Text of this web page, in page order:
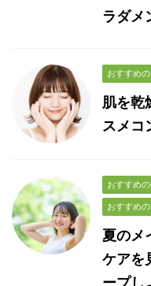
ラダメ
おすすめ
肌を乾
スメコ
おすすめ
おすすめ
夏のメ
ケアを
ープし